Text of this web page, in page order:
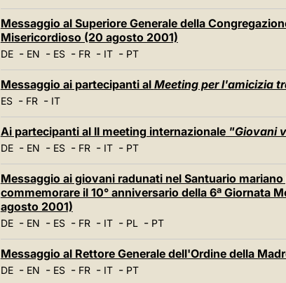
Messaggio al Superiore Generale della
Misericordioso (20 agosto 2001)
DE- EN - ES- FR- IT- PT
Messaggio ai partecipanti al Meeting per l'amicizia
ES- FR- IT
Ai partecipanti al II meeting internazionale"Giovani
DE- EN - ES- FR- IT- PT
Messaggio ai giovani radunati nel Santuario
commemorare il 10° anniversario della 6ª Giornata
agosto 2001)
DE- EN - ES- FR- IT- PL- PT
Messaggio al Rettore Generale dell'Ordine della
DE- EN - ES- FR- IT- PT